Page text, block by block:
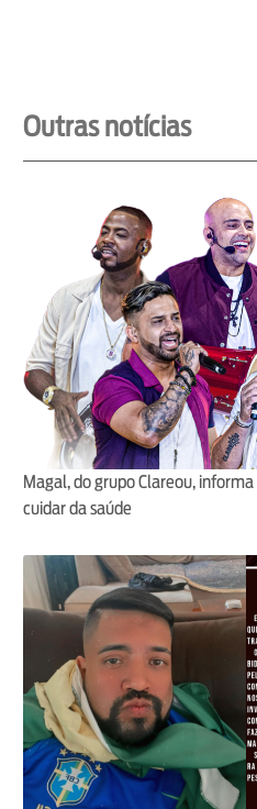
Outras notícias
Magal, do grupo Clareou,
cuidar da saúde